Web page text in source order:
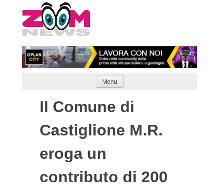
to
content
Menu
Il Comune di
Castiglione M.R.
eroga un
contributo di 200